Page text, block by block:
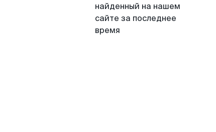
найденный на нашем
сайте за последнее
время